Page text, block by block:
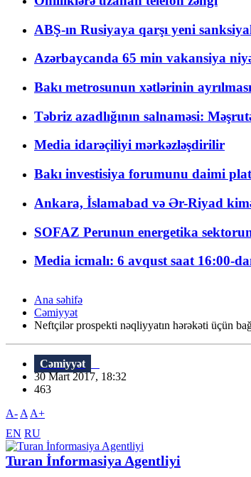
ABŞ-ın Rusiyaya qarşı yeni
Azərbaycanda 65 min vakansiya
Bakı metrosunun xətlərinin
Təbriz azadlığının salnaməsi:
Media idarəçiliyi mərkəzləşdirilir
Bakı investisiya forumunu daimi
Ankara, İslamabad və Ər-Riyad
SOFAZ Perunun energetika
Media icmalı: 6 avqust saat 16:00-
Ana səhifə
Cəmiyyət
Neftçilər prospekti nəqliyyatın hərəkəti üçün
Cəmiyyət
30 Mart 2017, 18:32
463
A- A A+
EN RU
Turan İnformasiya Agentliyi